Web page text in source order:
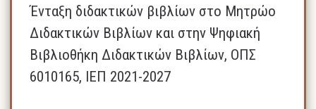
Ένταξη διδακτικών βιβλίων στο Μητρώο
Διδακτικών Βιβλίων και στην Ψηφιακή
Βιβλιοθήκη Διδακτικών Βιβλίων, ΟΠΣ
6010165, ΙΕΠ 2021-2027